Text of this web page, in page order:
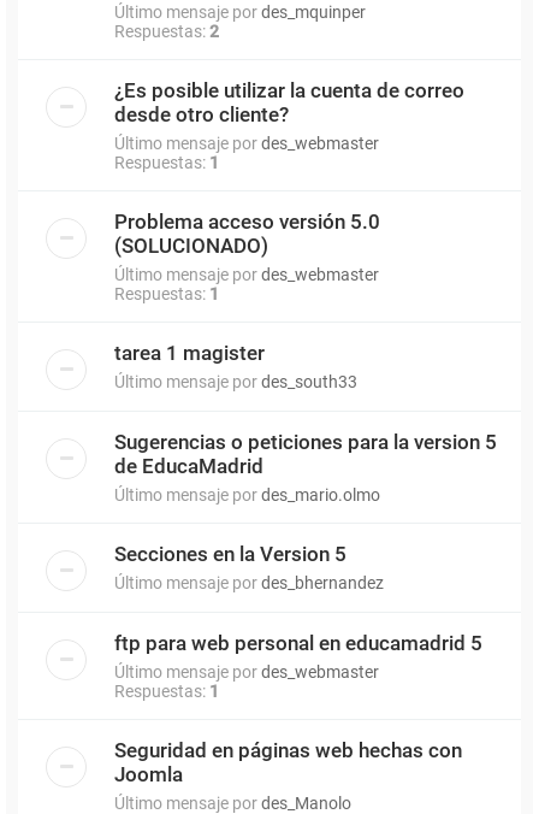
Último mensaje pordes_mquinper
Respuestas:2
¿Es posible utilizar la cuenta de correo
desde otro cliente?
Último mensaje pordes_webmaster
Respuestas: 1
Problema acceso versión 5.0
(SOLUCIONADO)
Último mensaje pordes_webmaster
Respuestas: 1
tarea 1 magister
Último mensaje pordes_south33
Sugerencias o peticiones para la version 5
de EducaMadrid
Último mensaje pordes_mario.olmo
Secciones en la Version 5
Último mensaje pordes_bhernandez
ftp para web personal en educamadrid 5
Último mensaje pordes_webmaster
Respuestas: 1
Seguridad en páginas web hechas con
Joomla
Último mensaje pordes_Manolo